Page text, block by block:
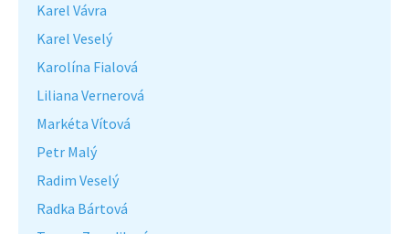
Karel Vávra
Karel Veselý
Karolína Fialová
Liliana Vernerová
Markéta Vítová
Petr Malý
Radim Veselý
Radka Bártová